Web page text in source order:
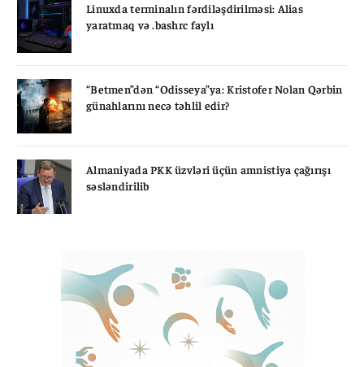
Linuxda terminalın fərdiləşdirilməsi: Alias
yaratmaq və .bashrc faylı
“Betmen”dən “Odisseya”ya: Kristofer Nolan Qərbin
günahlarını necə təhlil edir?
Almaniyada PKK üzvləri üçün amnistiya çağırışı
səsləndirilib